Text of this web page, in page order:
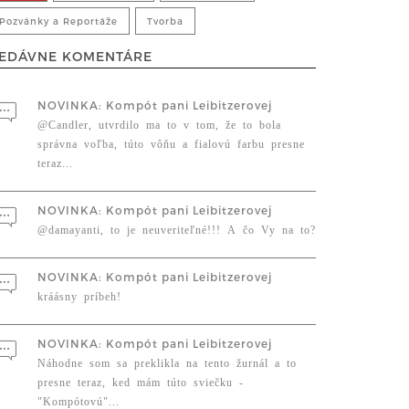
Pozvánky a Reportáže Tvorba
KOMENTÁRE
NOVINKA: Kompót pani Leibitzerovej
@Candler, utvrdilo ma to v tom, že to bola
správna voľba, túto vôňu a fialovú farbu presne
teraz...
NOVINKA: Kompót pani Leibitzerovej
@damayanti, to je neuveriteľné!!! A čo Vy na to?
NOVINKA: Kompót pani Leibitzerovej
kráásny príbeh!
NOVINKA: Kompót pani Leibitzerovej
Náhodne som sa preklikla na tento žurnál a to
presne teraz, ked mám túto sviečku -
"Kompótovú"...